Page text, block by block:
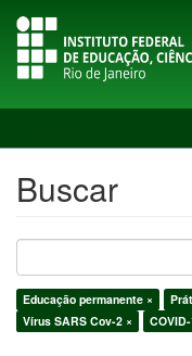
Buscar
Educação permanente ×
Vírus SARS Cov-2 ×